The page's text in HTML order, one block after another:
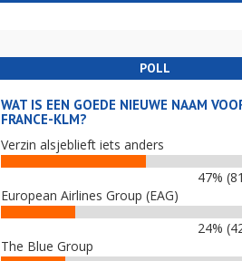
POLL
WAT IS EEN GOEDE NIEUWE NAAM
FRANCE-KLM?
Verzin alsjeblieft iets anders
47%
European Airlines Group (EAG)
24%
The Blue Group